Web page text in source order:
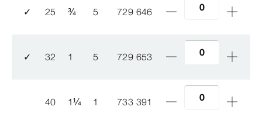
✓ 25 ¾ 5 729 646
✓ 32 1 5 729 653
40 1¼ 1 733 391